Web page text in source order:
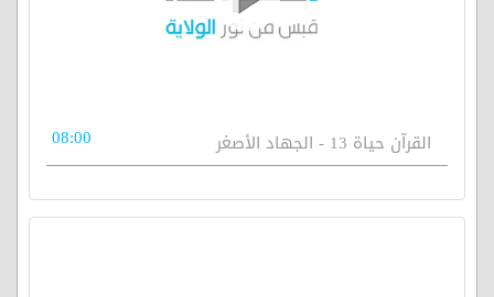
القرآن حياة 13 - الجهاد الأصغر 08:00